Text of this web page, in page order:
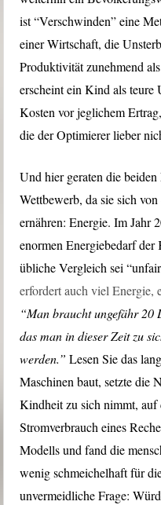
ist “Verschwinden” eine
einer Wirtschaft, die
Produktivität zunehmend
erscheint ein Kind als teure
Kosten vor jeglichem
die der Optimierer lieber
Und hier geraten die
Wettbewerb, da sie sich
ernähren: Energie. Im Jahr
enormen Energiebedarf
übliche Vergleich sei
erfordert auch viel Energie,
“Man braucht ungefähr 20
das man in dieser Zeit zu
werden.” Lesen Sie das
Maschinen baut, setzte die
Kindheit zu sich nimmt, auf
Stromverbrauch eines
Modells und fand die
wenig schmeichelhaft für
unvermeidliche Frage: